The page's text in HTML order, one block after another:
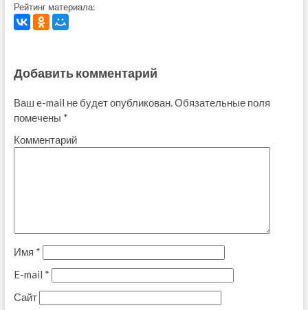
Рейтинг материала:
Добавить комментарий
Ваш e-mail не будет опубликован. Обязательные поля
помечены *
Комментарий
Имя *
E-mail *
Сайт